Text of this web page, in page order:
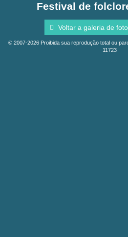
Festival de
Voltar a galeria de
© 2007-2026 Proibida sua reprodução total ou
11723